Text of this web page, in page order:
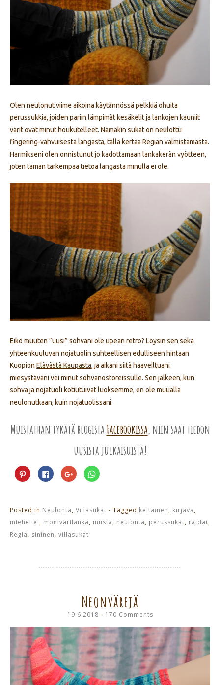
Olen neulonut viime aikoina käytännössä pelkkiä ohuita
perussukkia, joiden pariin lämpimät kesäkelit ja lankojen kauniit
värit ovat minut houkutelleet. Nämäkin sukat on neulottu
fingering-vahvuisesta langasta, tällä kertaa Regian valmistamasta.
Harmikseni olen onnistunut jo kadottamaan lankakerän vyötteen,
joten tämän tarkempaa tietoa langasta minulla ei ole.
Eikö muuten ”uusi” sohvani ole upean retro? Löysin sen sekä
yhteenkuuluvan nojatuolin suhteellisen edulliseen hintaan
Kuopion Elävästä Kaupasta, ja aikani siitä haaveiltuani
miesystäväni vei minut sohvanostoreissulle. Sen jälkeen, kun
sohva ja nojatuoli kotiutuivat luoksemme, en ole muualla
neulonutkaan, kuin nojatuolissani.
Muistathan tykätä blogista Facebookissa, niin saat tiedon
uusista julkaisuista!
Jaa
Pinterest
palvelussa(Avautuu
Jaa
Facebookissa(Avautuu
uudessa
Jaa
Google+
palvelussa(Avautuu
Jaa
WhatsApp
Posted in Neulonta, Villasukat - Tagged keltainen, kirjava,
miehelle., monivärilanka, musta, neulonta, perussukat, raidat,
Regia, sininen, villasukat
Neonvärejä
19.6.2018 170 Comments